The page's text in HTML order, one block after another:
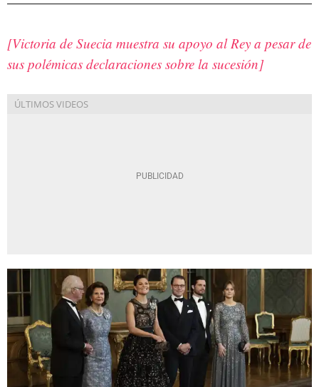
[Victoria de Suecia muestra su apoyo al Rey a pesar de
sus polémicas declaraciones sobre la sucesión]